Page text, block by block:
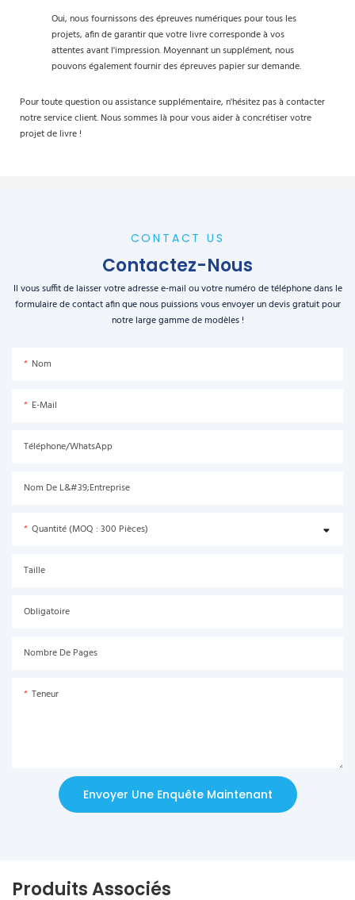
Oui, nous fournissons des épreuves numériques pour tous les
projets, afin de garantir que votre livre corresponde à vos
attentes avant l'impression. Moyennant un supplément, nous
pouvons également fournir des épreuves papier sur demande.
Pour toute question ou assistance supplémentaire, n'hésitez pas à contacter
notre service client. Nous sommes là pour vous aider à concrétiser votre
projet de livre !
CONTACT US
Contactez-Nous
Il vous suffit de laisser votre adresse e-mail ou votre numéro de téléphone dans le
formulaire de contact afin que nous puissions vous envoyer un devis gratuit pour
notre large gamme de modèles !
Nom
E-Mail
Téléphone/WhatsApp
Nom De L&#39;entreprise
Quantité (MOQ : 300 Pièces)
Taille
Obligatoire
Nombre De Pages
Teneur
Envoyer Une Enquête Maintenant
Produits Associés